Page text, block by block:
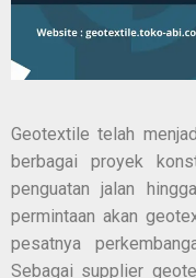
Geotextile telah
berbagai proyek
penguatan jalan
permintaan akan
pesatnya
Sebagai supplier